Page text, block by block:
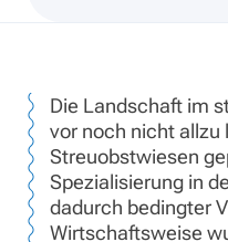
Die Landschaft im
vor noch nicht allzu
Streuobstwiesen
Spezialisierung in
dadurch bedingter
Wirtschaftsweise